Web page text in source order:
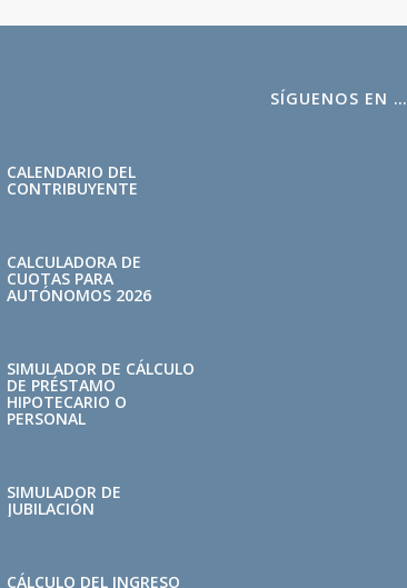
CALENDARIO DEL
CONTRIBUYENTE
CALCULADORA DE
CUOTAS PARA
AUTÓNOMOS 2026
SIMULADOR DE CÁLCULO
DE PRÉSTAMO
HIPOTECARIO O
PERSONAL
SIMULADOR DE
JUBILACIÓN
CÁLCULO DEL INGRESO
SÍGUENOS EN …